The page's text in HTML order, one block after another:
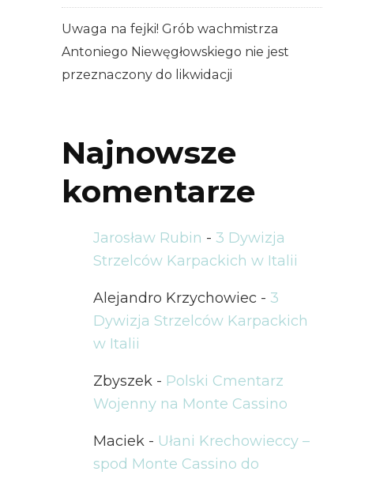
Uwaga na fejki! Grób wachmistrza
Antoniego Niewęgłowskiego nie jest
przeznaczony do likwidacji
Najnowsze
komentarze
Jarosław Rubin - 3 Dywizja
Strzelców Karpackich w Italii
Alejandro Krzychowiec - 3
Dywizja Strzelców Karpackich
w Italii
Zbyszek - Polski Cmentarz
Wojenny na Monte Cassino
Maciek - Ułani Krechowieccy –
spod Monte Cassino do